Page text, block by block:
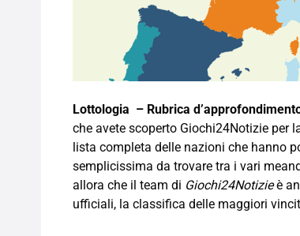
Lottologia – Rubrica
che avete scoperto Giochi24Notizie per
lista completa delle nazioni che hanno
semplicissima da trovare tra i vari
allora che il team di Giochi24Notizieè
ufficiali, la classifica delle maggiori